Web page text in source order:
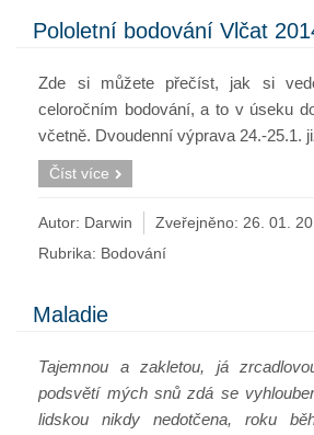
Pololetní bodování Vlčat
Zde si můžete přečíst, jak si
celoročním bodování, a to v úseku
včetně. Dvoudenní výprava 24.-25.1.
Číst více
Autor: Darwin Zveřejněno:26. 01.
Rubrika: Bodování
Maladie
Tajemnou a zakletou, já
podsvětí mých snů zdá se
lidskou nikdy nedotčena, roku